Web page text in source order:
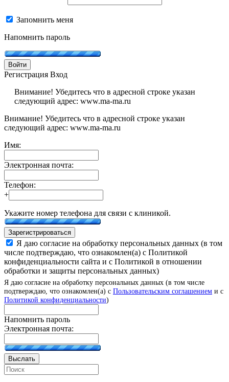
Запомнить меня
Напомнить пароль
Войти
Регистрация Вход
Внимание! Убедитесь что в адресной строке указан
следующий адрес: www.ma-ma.ru
Внимание! Убедитесь что в адресной строке указан
следующий адрес: www.ma-ma.ru
Имя:
Электронная почта:
Телефон:
+
Укажите номер телефона для связи с клиникой.
Зарегистрироваться
Я даю согласие на обработку персональных данных (в том
числе подтверждаю, что ознакомлен(а) с Политикой
конфиденциальности сайта и с Политикой в отношении
обработки и защиты персональных данных)
Я даю согласие на обработку персональных данных (в том числе
подтверждаю, что ознакомлен(а) с Пользовательским соглашением и с
Политикой конфиденциальности)
Напомнить пароль
Электронная почта:
Выслать